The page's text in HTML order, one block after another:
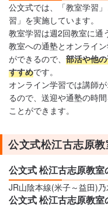
公文式では、「教室学習
習」を実施しています。
教室学習は週2回教室に通
教室への通塾とオンライ
ができるので、 部活や他
すすめです。
オンライン学習では講師
るので、送迎や通塾の時
ことができます。
公文式松江古志原
公文式 松江古志原教室
JR山陰本線(米子～益田)乃
公文式 松江古志原教室